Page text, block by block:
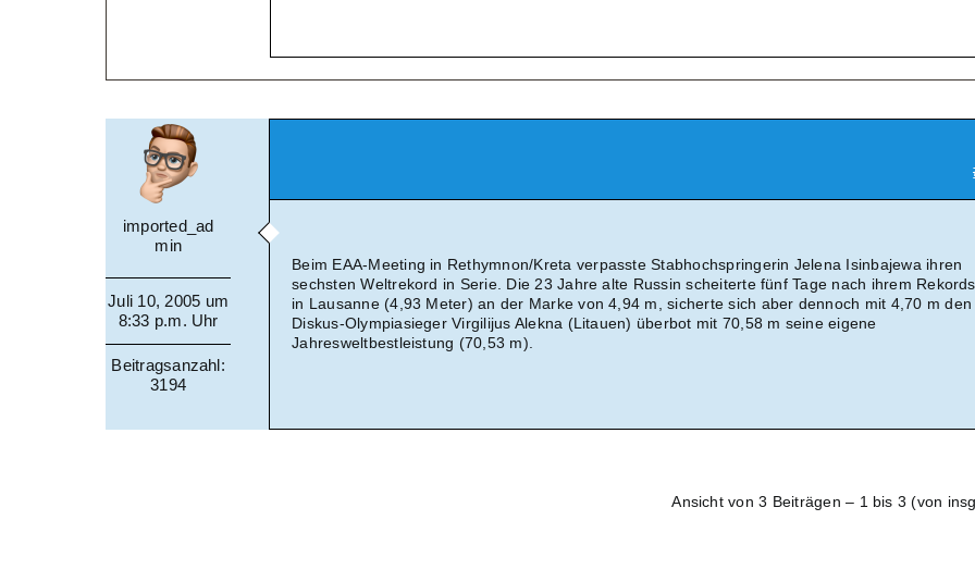
imported_ad
min
Juli 10, 2005 um
8:33 p.m. Uhr
Beitragsanzahl:
3194
Beim EAA-Meeting in Rethymnon/Kreta verpasste Stabhochspringerin Jelena Isinbajewa ihren
sechsten Weltrekord in Serie. Die 23 Jahre alte Russin scheiterte fünf Tage nach ihrem
in Lausanne (4,93 Meter) an der Marke von 4,94 m, sicherte sich aber dennoch mit 4,70 m den
Diskus-Olympiasieger Virgilijus Alekna (Litauen) überbot mit 70,58 m seine eigene
Jahresweltbestleistung (70,53 m).
Ansicht von 3 Beiträgen – 1 bis 3 (von